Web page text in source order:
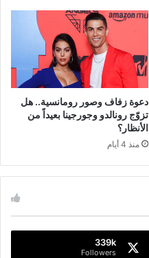
دعوة زفاف وصور رومانسية.. هل
تزوّج رونالدو وجورجينا بعيداً من
الأنظار؟
منذ 4 أيام
339k
Followers